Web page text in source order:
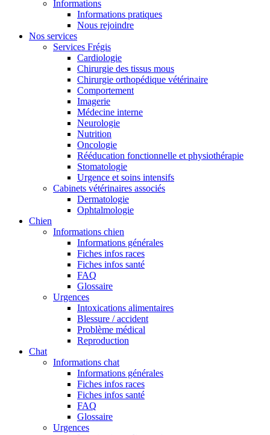
Informations
Informations pratiques
Nous rejoindre
Nos services
Services Frégis
Cardiologie
Chirurgie des tissus mous
Chirurgie orthopédique vétérinaire
Comportement
Imagerie
Médecine interne
Neurologie
Nutrition
Oncologie
Rééducation fonctionnelle et physiothérapie
Stomatologie
Urgence et soins intensifs
Cabinets vétérinaires associés
Dermatologie
Ophtalmologie
Chien
Informations chien
Informations générales
Fiches infos races
Fiches infos santé
FAQ
Glossaire
Urgences
Intoxications alimentaires
Blessure / accident
Problème médical
Reproduction
Chat
Informations chat
Informations générales
Fiches infos races
Fiches infos santé
FAQ
Glossaire
Urgences